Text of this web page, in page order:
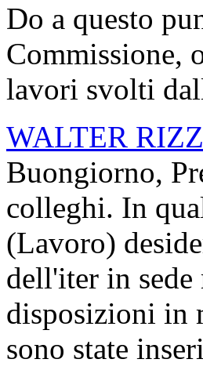
Do a questo
Commissione,
lavori svolti
WALTER
Buongiorno,
colleghi. In
(Lavoro)
dell'iter in sede
disposizioni in
sono state